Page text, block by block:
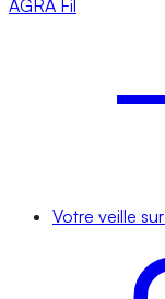
AGRA Fil
Votre veille